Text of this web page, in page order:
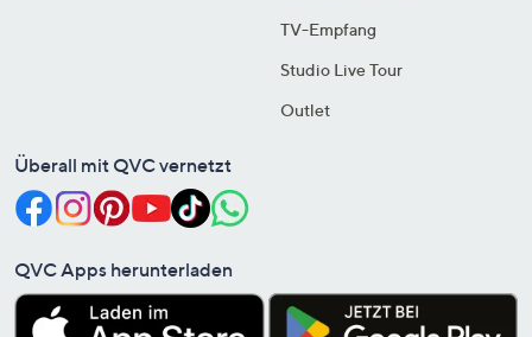
TV-Empfang
Studio Live Tour
Outlet
Überall mit QVC vernetzt
QVC Apps herunterladen